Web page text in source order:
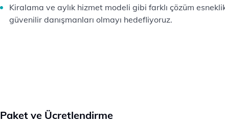
Kiralama ve aylık hizmet modeli gibi farklı çözüm
güvenilir danışmanları olmayı hedefliyoruz.
Paket ve Ücretlendirme